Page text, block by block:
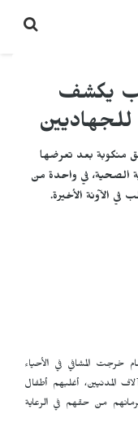
يكشف
منكوبة بعد تعرضها
الصحية، في واحدة من
في الآونة الأخيرة.
خرجت المشافي في الأحياء
المدنيين، أغلبهم أطفال
من حقهم في الرعاية